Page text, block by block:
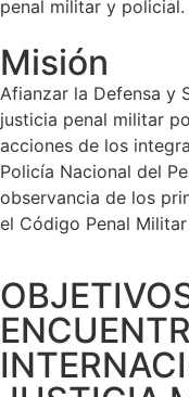
penal militar y policial.
Misión
Afianzar la Defensa y
justicia penal militar
acciones de los
Policía Nacional del
observancia de los
el Código Penal